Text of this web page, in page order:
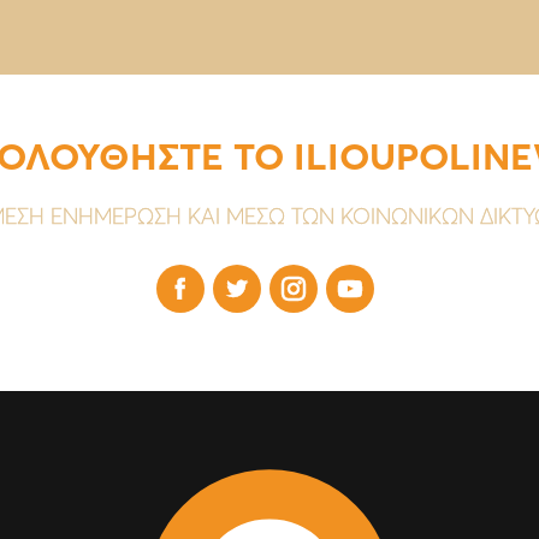
ΤΟ
ΕΝΗΜΕΡΩΣΗ ΚΑΙ ΜΕΣΩ ΤΩΝ ΚΟΙΝΩΝΙΚΩΝ
   